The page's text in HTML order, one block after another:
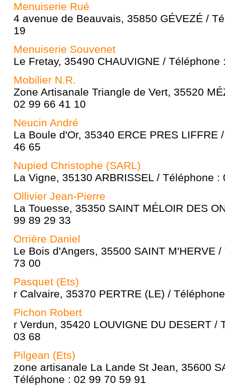
Menuiserie Rué
4 avenue de Beauvais, 35850 GÉVEZÉ /
19
Menuiserie Souvenet
Le Fretay, 35490 CHAUVIGNE / Téléphone
Mobilier N.R.
Zone Artisanale Triangle de Vert, 35520
02 99 66 41 10
Neucin André
La Boule d'Or, 35340 ERCE PRES LIFFRE
46 65
Nupied Christophe (SARL)
La Vigne, 35130 ARBRISSEL / Téléphone :
Ollivier Jean-Pierre
La Touesse, 35350 SAINT MÉLOIR DES
99 89 29 33
Orrière Daniel
Le Bois d'Angers, 35500 SAINT M'HERVE
73 00
Pasquet (Ets)
r Calvaire, 35370 PERTRE (LE) /
Pichon Robert
r Verdun, 35420 LOUVIGNE DU DESERT /
03 68
Pilgean (Ets)
zone artisanale La Lande St Jean, 35600
Téléphone : 02 99 70 59 91